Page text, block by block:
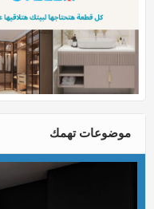
موضوعات تهمك